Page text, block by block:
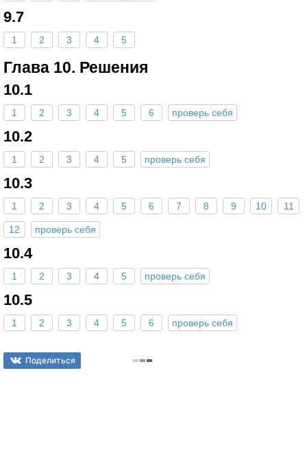
9.7
1 2 3 4 5
Глава 10. Решения
10.1
1 2 3 4 5 6 проверь себя
10.2
1 2 3 4 5 проверь себя
10.3
1 2 3 4 5 6 7 8 9 10 11
12 проверь себя
10.4
1 2 3 4 5 проверь себя
10.5
1 2 3 4 5 6 проверь себя
Поделиться